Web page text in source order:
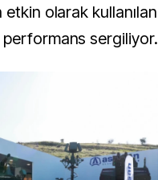
etkin olarak kullanılan
sergiliyor.